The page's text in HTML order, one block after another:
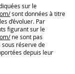
sur le
sont données à titre
d’évoluer. Par
figurant sur le
ne sont pas
sous réserve de
depuis leur